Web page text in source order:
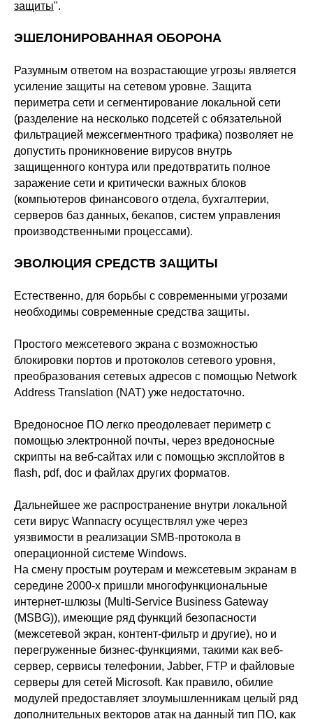
защиты".
ЭШЕЛОНИРОВАННАЯ ОБОРОНА
Разумным ответом на возрастающие угрозы является
усиление защиты на сетевом уровне. Защита
периметра сети и сегментирование локальной сети
(разделение на несколько подсетей с обязательной
фильтрацией межсегментного трафика) позволяет не
допустить проникновение вирусов внутрь
защищенного контура или предотвратить полное
заражение сети и критически важных блоков
(компьютеров финансового отдела, бухгалтерии,
серверов баз данных, бекапов, систем управления
производственными процессами).
ЭВОЛЮЦИЯ СРЕДСТВ ЗАЩИТЫ
Естественно, для борьбы с современными угрозами
необходимы современные средства защиты.
Простого межсетевого экрана с возможностью
блокировки портов и протоколов сетевого уровня,
преобразования сетевых адресов с помощью Network
Address Translation (NAT) уже недостаточно.
Вредоносное ПО легко преодолевает периметр с
помощью электронной почты, через вредоносные
скрипты на веб-сайтах или с помощью эксплойтов в
flash, pdf, doc и файлах других форматов.
Дальнейшее же распространение внутри локальной
сети вирус Wannacry осуществлял уже через
уязвимости в реализации SMB-протокола в
операционной системе Windows.
На смену простым роутерам и межсетевым экранам в
середине 2000-х пришли многофункциональные
интернет-шлюзы (Multi-Service Business Gateway
(MSBG)), имеющие ряд функций безопасности
(межсетевой экран, контент-фильтр и другие), но и
перегруженные бизнес-функциями, такими как веб-
сервер, сервисы телефонии, Jabber, FTP и файловые
серверы для сетей Microsoft. Как правило, обилие
модулей предоставляет злоумышленникам целый ряд
дополнительных векторов атак на данный тип ПО, как